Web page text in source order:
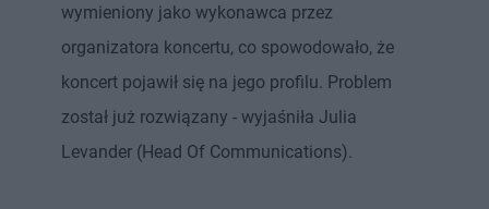
wymieniony jako wykonawca przez
organizatora koncertu, co spowodowało, że
koncert pojawił się na jego profilu. Problem
został już rozwiązany - wyjaśniła Julia
Levander (Head Of Communications).